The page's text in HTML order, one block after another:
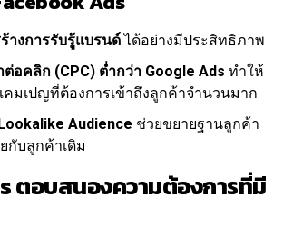
างการรับรู้แบรนด์ได้อย่างมีประสิทธิภาพ
อคลิก (CPC) ต่ำกว่า Google Ads ทำให้
คมเปญที่ต้องการเข้าถึงลูกค้าจำนวนมาก
Audience ช่วยขยายฐานลูกค้า
กับลูกค้าเดิม
ตอบสนองความต้องการที่มี